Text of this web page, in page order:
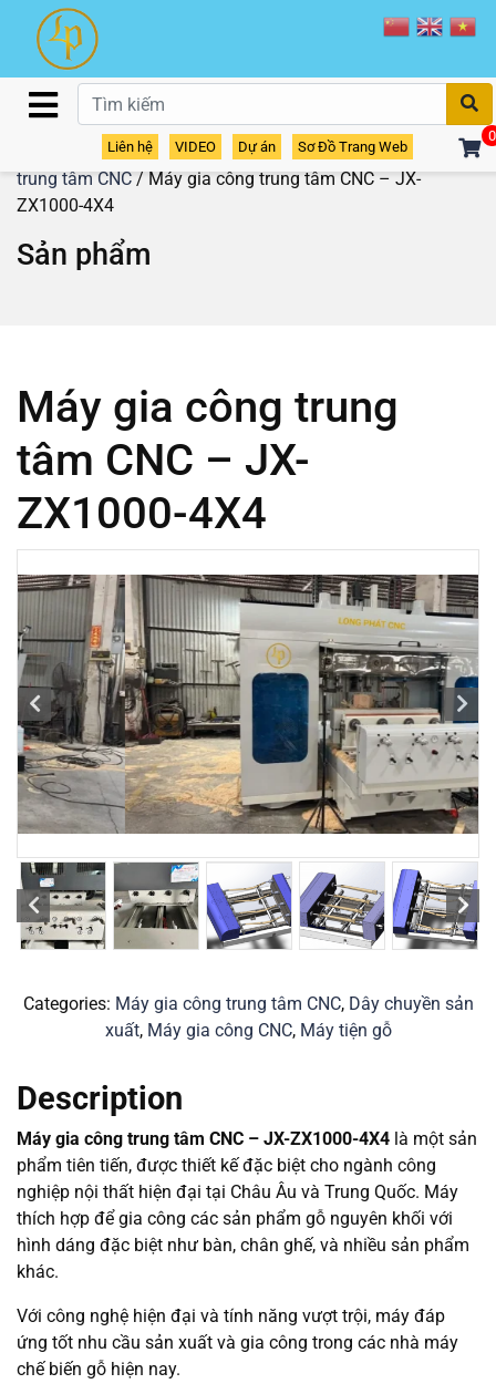
Liên hệ VIDEO Dự án Sơ Đồ Trang Web
0
Sản phẩm /Máy gia công CNC/ Máy gia công
trung tâm CNC/ Máy gia công trung tâm CNC – JX-
ZX1000-4X4
Sản phẩm
Máy gia công trung
tâm CNC – JX-
ZX1000-4X4
Categories: Máy gia công trung tâm CNC, Dây chuyền sản
xuất, Máy gia công CNC, Máy tiện gỗ
Description
Máy gia công trung tâm CNC – JX-ZX1000-4X4 là một sản
phẩm tiên tiến, được thiết kế đặc biệt cho ngành công
nghiệp nội thất hiện đại tại Châu Âu và Trung Quốc. Máy
thích hợp để gia công các sản phẩm gỗ nguyên khối với
hình dáng đặc biệt như bàn, chân ghế, và nhiều sản phẩm
khác.
Với công nghệ hiện đại và tính năng vượt trội, máy đáp
ứng tốt nhu cầu sản xuất và gia công trong các nhà máy
chế biến gỗ hiện nay.